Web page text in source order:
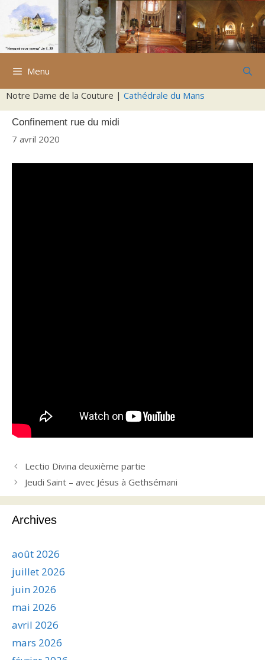
Aller
contenu
Menu
Notre Dame de la Couture | Cathédrale du Mans
Confinement rue du midi
7 avril 2020
Lectio Divina deuxième partie
Jeudi Saint – avec Jésus à Gethsémani
Archives
août 2026
juillet 2026
juin 2026
mai 2026
avril 2026
mars 2026